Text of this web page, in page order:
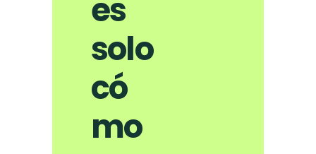
es
solo
có
mo